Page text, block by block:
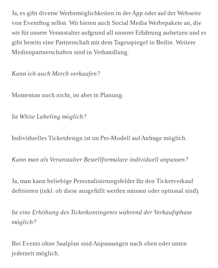
Ja, es gibt diverse Werbemöglichkeiten in der App oder auf der Webseite
von Eventfrog selbst. Wir bieten auch Social Media Werbepakete an, die
wir für unsere Veranstalter aufgrund all unserer Erfahrung aufsetzen und es
gibt bereits eine Partnerschaft mit dem Tagesspiegel in Berlin. Weitere
Medienpartnerschaften sind in Verhandlung.
Kann ich auch Merch verkaufen?
Momentan noch nicht, ist aber in Planung.
Ist White Labeling möglich?
Individuelles Ticketdesign ist im Pro-Modell auf Anfrage möglich.
Kann man als Veranstalter Bestellformulare individuell anpassen?
Ja, man kann beliebige Personalisierungsfelder für den Ticketverkauf
definieren (inkl. ob diese ausgefüllt werden müssen oder optional sind).
Ist eine Erhöhung des Ticketkontingents während der Verkaufsphase
möglich?
Bei Events ohne Saalplan sind Anpassungen nach oben oder unten
jederzeit möglich.